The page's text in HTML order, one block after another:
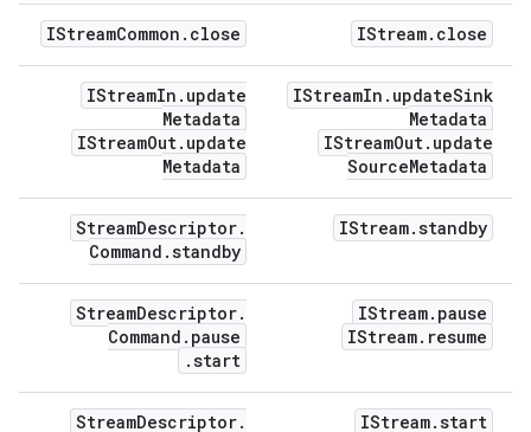
IStream. close
IStreamCommon . close
IStreamIn . updateSink
Metadata
IStreamOut. update
SourceMetadata
IStreamIn . update
Metadata
IStreamOut. update
Metadata
IStream.standby
StreamDescriptor.
Command .standby
IStream. pause
IStream. resume
StreamDescriptor.
Command . pause
.start
IStream.start
StreamDescriptor.